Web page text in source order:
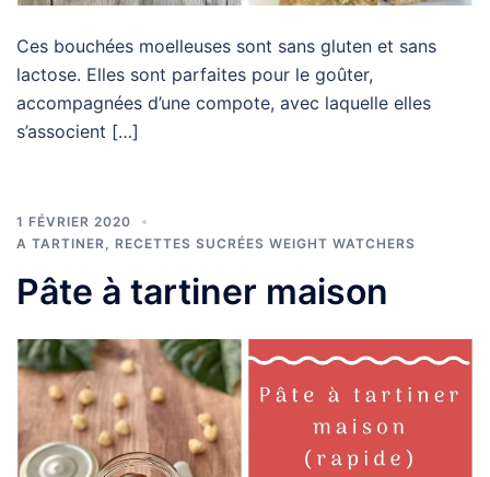
Ces bouchées moelleuses sont sans gluten et sans
lactose. Elles sont parfaites pour le goûter,
accompagnées d’une compote, avec laquelle elles
s’associent […]
1 FÉVRIER 2020
A TARTINER
RECETTES SUCRÉES WEIGHT WATCHERS
Pâte à tartiner maison